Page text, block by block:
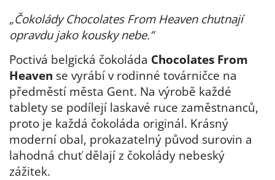
„Čokolády Chocolates From Heaven chutnají
opravdu jako kousky nebe.”
Poctivá belgická čokoláda Chocolates From
Heaven se vyrábí v rodinné továrničce na
předměstí města Gent. Na výrobě každé
tablety se podílejí laskavé ruce zaměstnanců,
proto je každá čokoláda originál. Krásný
moderní obal, prokazatelný původ surovin a
lahodná chuť dělají z čokolády nebeský
zážitek.